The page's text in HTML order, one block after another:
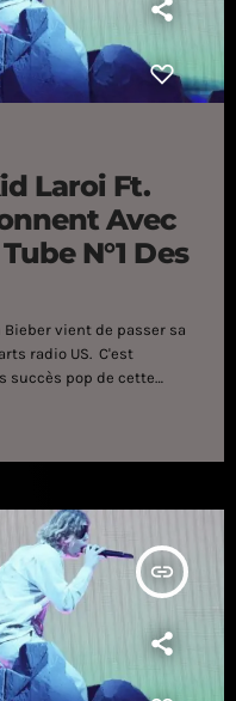
Laroi Ft.
Avec
N°1 Des
vient de passer sa
radio US. C'est
succès pop de cette
made in Australia s'est
francs et ses
insert_link